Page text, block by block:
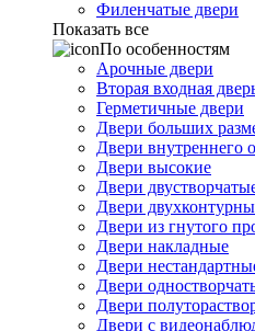
Филенчатые двери
Показать все
По особенностям
Арочные двери
Вторая входная
Герметичные двери
Двери больших
Двери внутреннего
Двери высокие
Двери
Двери
Двери из гнутого
Двери накладные
Двери
Двери
Двери
Двери с